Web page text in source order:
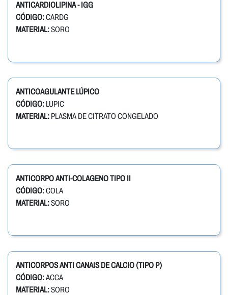
ANTICARDIOLIPINA - IGG
CÓDIGO:CARDG
MATERIAL:SORO
ANTICOAGULANTE LÚPICO
CÓDIGO: LUPIC
MATERIAL: PLASMA DE CITRATO CONGELADO
ANTICORPO ANTI-COLAGENO TIPO II
CÓDIGO:COLA
MATERIAL:SORO
ANTICORPOS ANTI CANAIS DE CALCIO (TIPO P)
CÓDIGO:ACCA
MATERIAL:SORO